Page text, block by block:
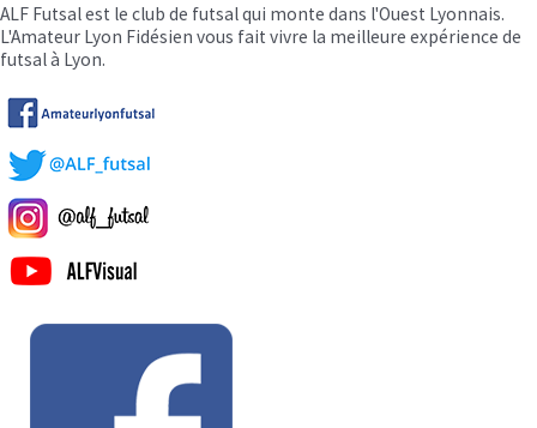
ALF Futsal est le club de futsal qui monte dans l'Ouest Lyonnais.
L'Amateur Lyon Fidésien vous fait vivre la meilleure expérience de
futsal à Lyon.